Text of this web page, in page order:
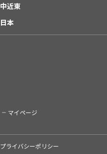
中近東
日本
マイページ
プライバシーポリシー